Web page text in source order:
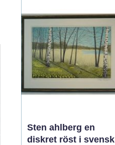
Sten ahlberg en
diskret röst i svensk